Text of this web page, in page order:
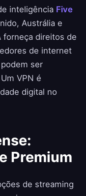
inteligência Five
Austrália e
forneça direitos de
de internet
ser
VPN é
digital no
Premium
de streaming